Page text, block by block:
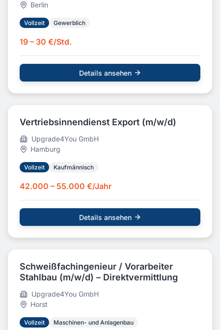
Berlin
Vollzeit Gewerblich
19 – 30 €/Std.
Details ansehen
Vertriebsinnendienst Export (m/w/d)
Upgrade4You GmbH
Hamburg
Vollzeit Kaufmännisch
42.000 – 55.000 €/Jahr
Details ansehen
Schweißfachingenieur / Vorarbeiter
Stahlbau (m/w/d) – Direktvermittlung
Upgrade4You GmbH
Horst
Vollzeit Maschinen- und Anlagenbau